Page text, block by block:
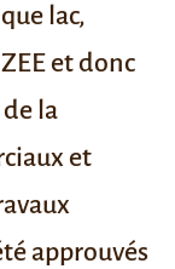
lac,
et donc
la
et
approuvés